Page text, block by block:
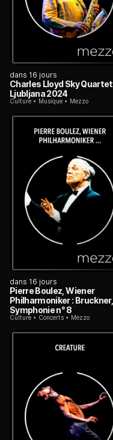
dans 16 jours
Charles Lloyd Sky Quartet
Ljubljana 2024
Culture Musique Mezzo
dans 16 jours
Pierre Boulez, Wiener
Philharmoniker : Bruckner,
Symphonie n° 8
Culture Concerts Mezzo